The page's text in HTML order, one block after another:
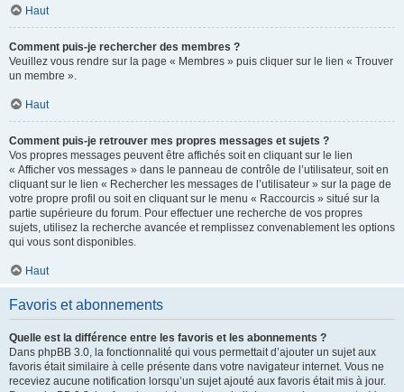
Haut
Comment puis-je rechercher des membres ?
Veuillez vous rendre sur la page « Membres » puis cliquer sur le lien « Trouver
un membre ».
Haut
Comment puis-je retrouver mes propres messages et sujets ?
Vos propres messages peuvent être affichés soit en cliquant sur le lien
« Afficher vos messages » dans le panneau de contrôle de l’utilisateur, soit en
cliquant sur le lien « Rechercher les messages de l’utilisateur » sur la page de
votre propre profil ou soit en cliquant sur le menu « Raccourcis » situé sur la
partie supérieure du forum. Pour effectuer une recherche de vos propres
sujets, utilisez la recherche avancée et remplissez convenablement les options
qui vous sont disponibles.
Haut
Favoris et abonnements
Quelle est la différence entre les favoris et les abonnements ?
Dans phpBB 3.0, la fonctionnalité qui vous permettait d’ajouter un sujet aux
favoris était similaire à celle présente dans votre navigateur internet. Vous ne
receviez aucune notification lorsqu’un sujet ajouté aux favoris était mis à jour.